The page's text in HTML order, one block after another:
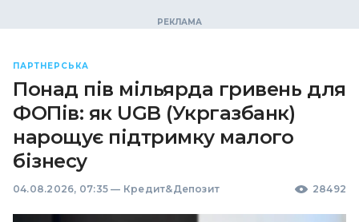
ПАРТНЕРСЬКА
Понад пів мільярда гривень для
ФОПів: як UGB (Укргазбанк)
нарощує підтримку малого
бізнесу
04.08.2026, 07:35 — Кредит&Депозит 28492